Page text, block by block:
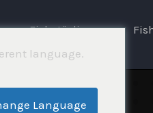
Fisketävlingar
language.
Language